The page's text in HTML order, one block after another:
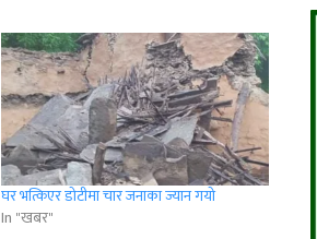
घर भत्किएर डोटीमा चार जनाका ज्यान गयो
In "खबर"